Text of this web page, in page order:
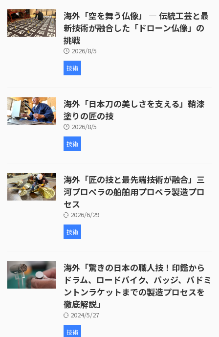
海外「空を舞う仏像」 ― 伝統工芸と最
新技術が融合した「ドローン仏像」の
挑戦
2026/8/5
技術
海外「日本刀の美しさを支える」鞘漆
塗りの匠の技
2026/8/5
技術
海外「匠の技と最先端技術が融合」三
河プロペラの船舶用プロペラ製造プロ
セス
2026/6/29
技術
海外「驚きの日本の職人技！印鑑から
ドラム、ロードバイク、バッジ、バドミ
ントンラケットまでの製造プロセスを
徹底解説」
2024/5/27
技術